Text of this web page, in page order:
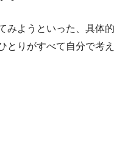
みようといった、具体的
とりがすべて自分で考え